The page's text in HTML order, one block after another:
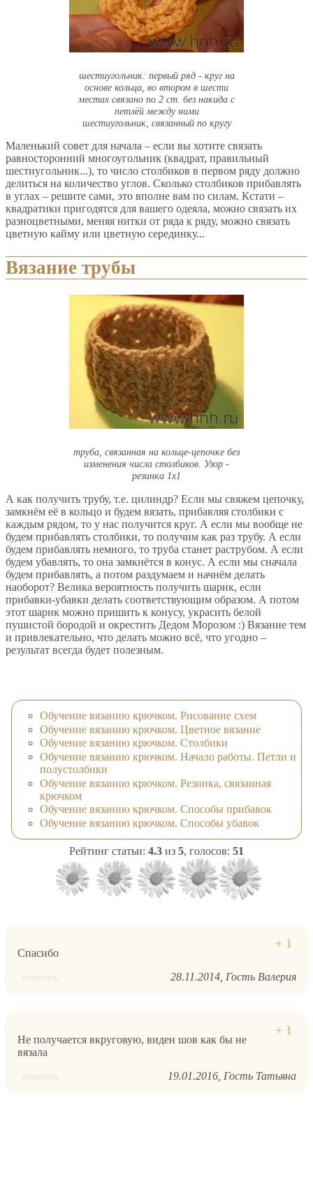
шестиугольник: первый ряд - круг на
основе кольца, во втором в шести
местах связано по 2 ст. без накида с
петлёй между ними
шестиугольник, связанный по кругу
Маленький совет для начала – если вы хотите связать
равносторонний многоугольник (квадрат, правильный
шестиугольник...), то число столбиков в первом ряду должно
делиться на количество углов. Сколько столбиков прибавлять
в углах – решите сами, это вполне вам по силам. Кстати –
квадратики пригодятся для вашего одеяла, можно связать их
разноцветными, меняя нитки от ряда к ряду, можно связать
цветную кайму или цветную серединку...
Вязание трубы
труба, связанная на кольце-цепочке без
изменения числа столбиков. Узор -
резинка 1х1
А как получить трубу, т.е. цилиндр? Если мы свяжем цепочку,
замкнём её в кольцо и будем вязать, прибавляя столбики с
каждым рядом, то у нас получится круг. А если мы вообще не
будем прибавлять столбики, то получим как раз трубу. А если
будем прибавлять немного, то труба станет раструбом. А если
будем убавлять, то она замкнётся в конус. А если мы сначала
будем прибавлять, а потом раздумаем и начнём делать
наоборот? Велика вероятность получить шарик, если
прибавки-убавки делать соответствующим образом. А потом
этот шарик можно пришить к конусу, украсить белой
пушистой бородой и окрестить Дедом Морозом :) Вязание тем
и привлекательно, что делать можно всё, что угодно –
результат всегда будет полезным.
Обучение вязанию крючком. Рисование схем
Обучение вязанию крючком. Цветное вязание
Обучение вязанию крючком. Столбики
Обучение вязанию крючком. Начало работы. Петли и
полустолбики
Обучение вязанию крючком. Резинка, связанная
крючком
Обучение вязанию крючком. Способы прибавок
Обучение вязанию крючком. Способы убавок
Рейтинг статьи: 4.3 из 5, голосов: 51
Спасибо
ответить 28.11.2014 Гость Валерия
Не получается вкруговую, виден шов как бы не
вязала
ответить 19.01.2016 Гость Татьяна